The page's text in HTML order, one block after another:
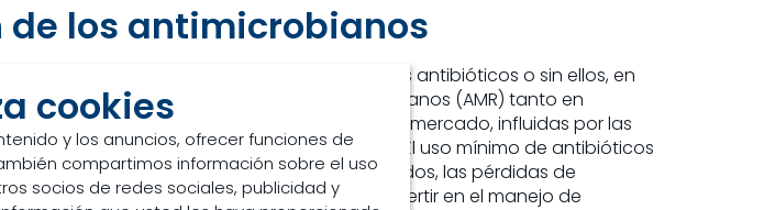
cookies
y los anuncios, ofrecer funciones de
compartimos información sobre el uso
socios de redes sociales, publicidad y
de los antimicrobianos
producen cada vez más ponedoras con menos antibióticos o sin ellos, en
incidencia de la resistencia a los antimicrobianos (AMR) tanto en
Las tasas de reducción varían según el mercado, influidas por las
el segmento minorista y algunos clientes. El uso mínimo de antibióticos
puede ayudar a prevenir los huevos dañados, las pérdidas de
de enfermedades intratables. Por ello, invertir en el manejo de